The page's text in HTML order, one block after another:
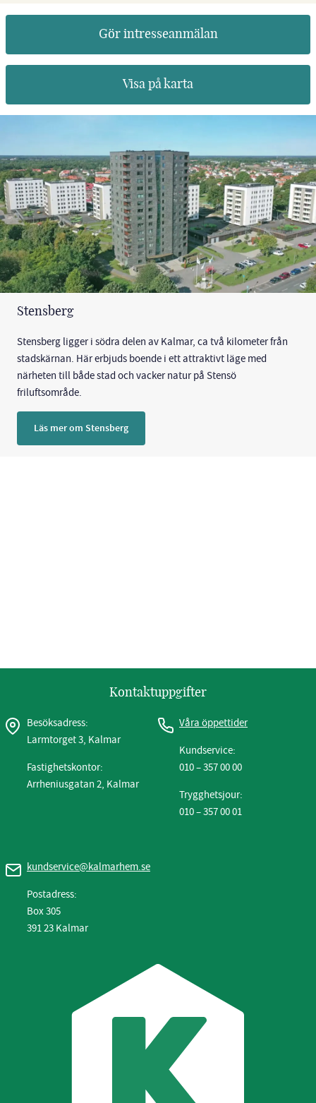
Gör intresseanmälan
Visa på karta
Stensberg
Stensberg ligger i södra delen av Kalmar, ca två kilometer från
stadskärnan. Här erbjuds boende i ett attraktivt läge med
närheten till både stad och vacker natur på Stensö
friluftsområde.
Läs mer om Stensberg
Kontaktuppgifter
Besöksadress:
Larmtorget 3, Kalmar
Fastighetskontor:
Arrheniusgatan 2, Kalmar
Våra öppettider
Kundservice:
010 – 357 00 00
Trygghetsjour:
010 – 357 00 01
kundservice@kalmarhem.se
Postadress:
Box 305
391 23 Kalmar